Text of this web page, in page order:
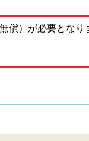
）が必要とな